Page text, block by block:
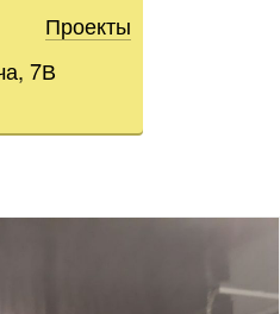
Проекты
7В